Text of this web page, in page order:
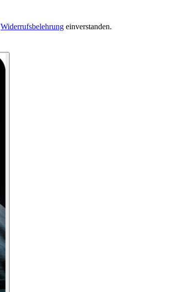
Widerrufsbelehrung einverstanden.